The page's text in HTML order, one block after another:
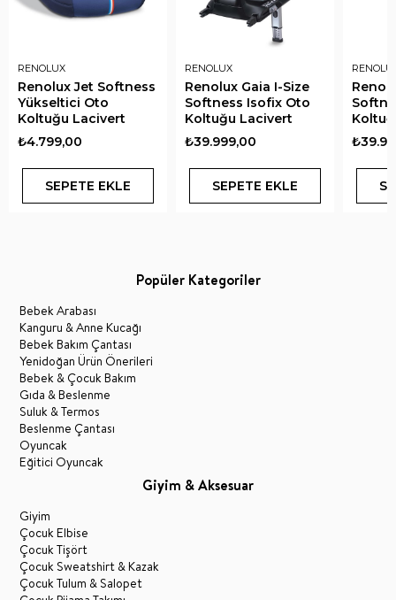
RENOLUX
Renolux Jet Softness
Yükseltici Oto
Koltuğu Lacivert
₺4.799,00
SEPETE EKLE
RENOLUX
Renolux Gaia I-Size
Softness Isofix Oto
Koltuğu Lacivert
₺39.999,00
SEPETE EKLE
Popüler Kategoriler
Bebek Arabası
Kanguru & Anne Kucağı
Bebek Bakım Çantası
Yenidoğan Ürün Önerileri
Bebek & Çocuk Bakım
Gıda & Beslenme
Suluk & Termos
Beslenme Çantası
Oyuncak
Eğitici Oyuncak
Giyim & Aksesuar
Giyim
Çocuk Elbise
Çocuk Tişört
Çocuk Sweatshirt & Kazak
Çocuk Tulum & Salopet